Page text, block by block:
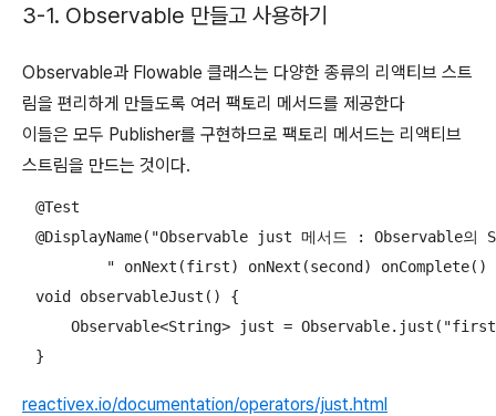
3-1. Observable 만들고 사용하기
Observable과 Flowable 클래스는 다양한 종류의 리액티브 스트
림을 편리하게 만들도록 여러 팩토리 메서드를 제공한다
이들은 모두 Publisher를 구현하므로 팩토리 메서드는 리액티브
스트림을 만드는 것이다.
    @Test
@DisplayName("Observable just 메서드 : Observable의
" onNext(first) onNext(second) onComplete()
    void observableJust() {
Observable<String> just =
    }
reactivex.io/documentation/operators/just.html